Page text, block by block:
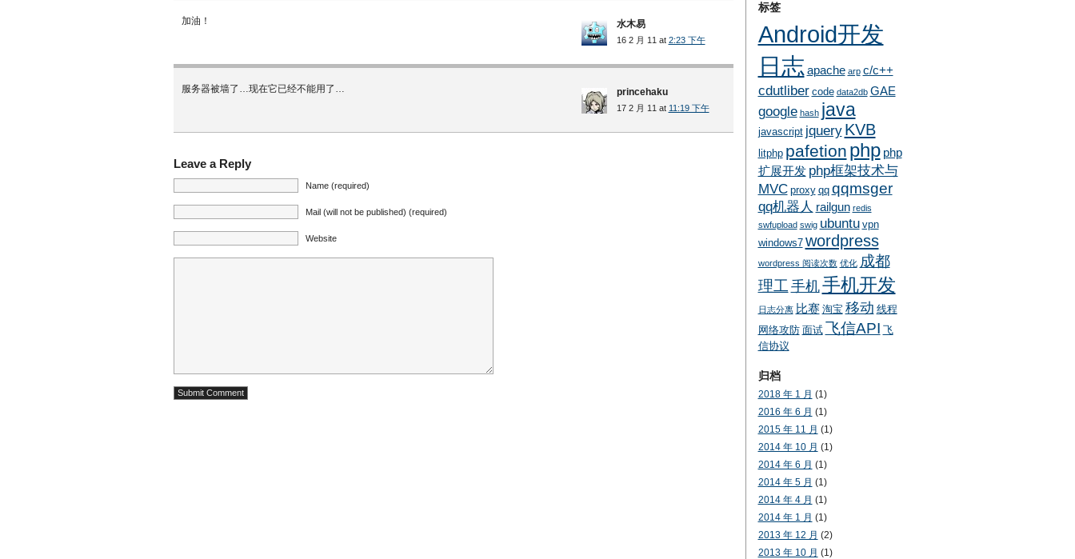
加油！ 水木易
16 2 月 11 at 2:23 下午
服务器被墙了…现在它已经不能用了… princehaku
17 2 月 11 at 11:19 下午
Leave a Reply
Name (required)
Mail (will not be published) (required)
Website
标签
Android开发
日志 apache arp c/c++
cdutliber code data2db GAE
google hash java
javascript jquery KVB
litphp pafetion php php
扩展开发 php框架技术与
MVC proxy qq qqmsger
qq机器人 railgun redis
swfupload swig ubuntu vpn
windows7 wordpress
wordpress 阅读次数 优化 成都
理工 手机手机开发
日志分离 比赛 淘宝 移动 线程
网络攻防 面试 飞信API 飞
信协议
归档
2018 年 1 月 (1)
2016 年 6 月 (1)
2015 年 11 月 (1)
2014 年 10 月 (1)
2014 年 6 月 (1)
2014 年 5 月 (1)
2014 年 4 月 (1)
2014 年 1 月 (1)
2013 年 12 月 (2)
2013 年 10 月 (1)